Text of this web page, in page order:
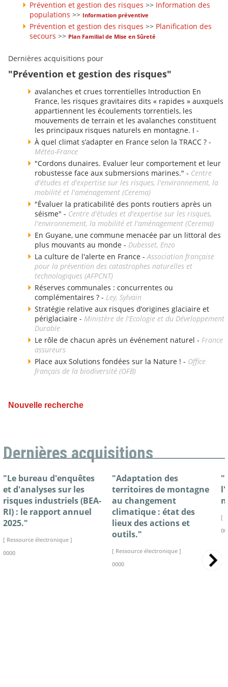
Prévention et gestion des risques >> Information des
populations >> Information préventive
Prévention et gestion des risques >> Planification des
secours >> Plan Familial de Mise en Sûreté
Dernières acquisitions pour
"Prévention et gestion des risques"
avalanches et crues torrentielles Introduction En
France, les risques gravitaires dits « rapides » auxquels
appartiennent les écoulements torrentiels, les
mouvements de terrain et les avalanches constituent
les principaux risques naturels en montagne. I -
À quel climat s’adapter en France selon la TRACC ? -
Météo-France
"Cordons dunaires. Evaluer leur comportement et leur
robustesse face aux submersions marines." - Centre
d'études et d'expertise sur les risques, l'environnement, la
mobilité et l'aménagement (Cerema)
"Évaluer la praticabilité des ponts routiers après un
séisme" - Centre d'études et d'expertise sur les risques,
l'environnement, la mobilité et l'aménagement (Cerema)
En Guyane, une commune menacée par un littoral des
plus mouvants au monde - Dubesset, Enzo
La culture de l'alerte en France -Association française
pour la prévention des catastrophes naturelles et
technologiques (AFPCNT)
Réserves communales : concurrentes ou
complémentaires ? - Ley, Sylvain
Stratégie relative aux risques d’origines glaciaire et
périglaciaire - Ministère de l'Ecologie et du Développement
Durable
Le rôle de chacun après un événement naturel - France
assureurs
Place aux Solutions fondées sur la Nature ! - Office
français de la biodiversité (OFB)
Nouvelle recherche
Dernières acquisitions
"Le bureau d'enquêtes
et d'analyses sur les
risques industriels (BEA-
RI) : le rapport annuel
2025."
[ Ressource électronique ]
0000
"Adaptation des
territoires de montagne
au changement
climatique : état des
lieux des actions et
outils."
[ Ressource électronique ]
0000
[